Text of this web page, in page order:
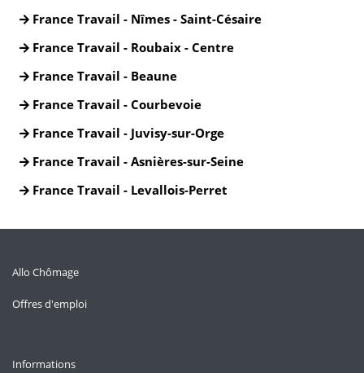
France Travail - Nîmes - Saint-Césaire
France Travail - Roubaix - Centre
France Travail - Beaune
France Travail - Courbevoie
France Travail - Juvisy-sur-Orge
France Travail - Asnières-sur-Seine
France Travail - Levallois-Perret
Allo Chômage
Offres d'emploi
Informations